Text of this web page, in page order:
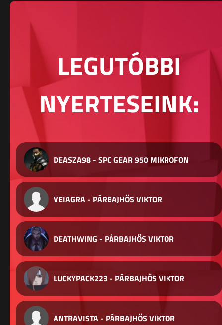
LEGUTÓBBI
NYERTESEINK:
DEASZA98 - SPC GEAR 950 MIKROFON
VEIAGRA - PÁRBAJHŐS VIKTOR
DEATHWING - PÁRBAJHŐS VIKTOR
LUCKYPACK223 - PÁRBAJHŐS VIKTOR
ANTRAVISTA - PÁRBAJHŐS VIKTOR